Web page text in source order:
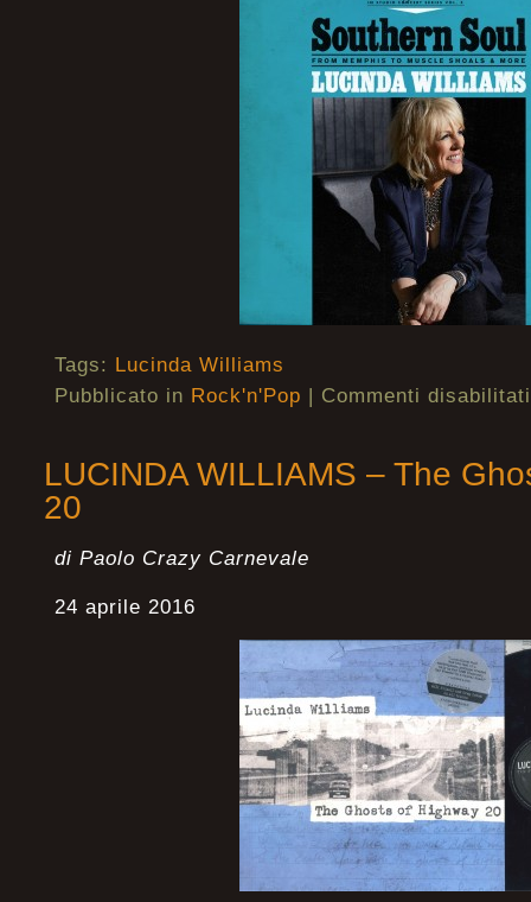
Tags: Lucinda Williams
Pubblicato in Rock'n'Pop | Commenti disabilitati
LUCINDA WILLIAMS – The
20
di Paolo Crazy Carnevale
24 aprile 2016